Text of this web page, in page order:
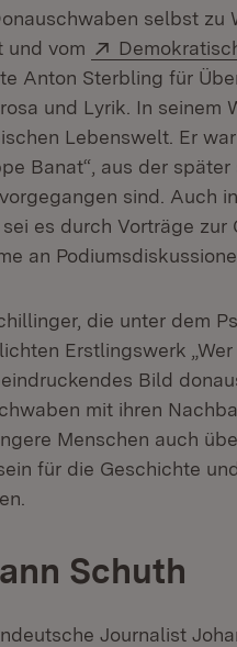
selbst zu
und vom
Extern:
Anton Sterbling für
und Lyrik. In seinem
Lebenswelt. Er
Banat“, aus der
sind. Auch
es durch Vorträge zur
an
die unter dem
Erstlingswerk
Bild
mit ihren
Menschen auch
für die Geschichte
Schuth
Journalist